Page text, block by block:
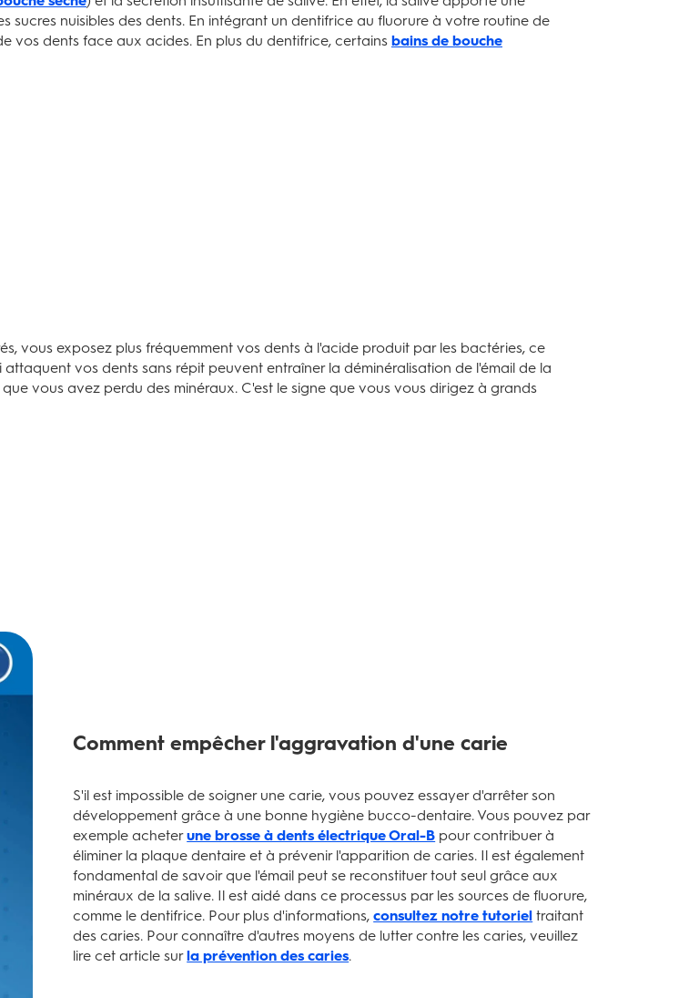
sucres nuisibles des dents. En intégrant un dentifrice au fluorure à votre routine de
vos dents face aux acides. En plus du dentifrice, certains bains de bouche
vous exposez plus fréquemment vos dents à l'acide produit par les bactéries, ce
vos dents sans répit peuvent entraîner la déminéralisation de l'émail de la
vous avez perdu des minéraux. C'est le signe que vous vous dirigez à grands
Comment empêcher l'aggravation d'une carie
S'il est impossible de soigner une carie, vous pouvez essayer d'arrêter son
développement grâce à une bonne hygiène bucco-dentaire. Vous pouvez par
exemple acheterune brosse à dents électrique Oral-B pour contribuer à
éliminer la plaque dentaire et à prévenir l'apparition de caries. Il est également
fondamental de savoir que l'émail peut se reconstituer tout seul grâce aux
minéraux de la salive. Il est aidé dans ce processus par les sources de fluorure,
comme le dentifrice. Pour plus d'informations,consultez notre tutoriel traitant
des caries. Pour connaître d'autres moyens de lutter contre les caries, veuillez
lire cet article surla prévention des caries.